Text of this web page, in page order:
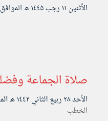
الأثنين ۱۱ رجب ۱٤٤۵ هـ الموافق ۲۲ يناير ۲۰۲٤ مـ |
صلاة الجماعة
الأحد ۲۸ ربيع الثاني ۱٤٤۲ هـ الموافق ۱۳ ديسمبر ۲۰۲۰ مـ |
الخطب